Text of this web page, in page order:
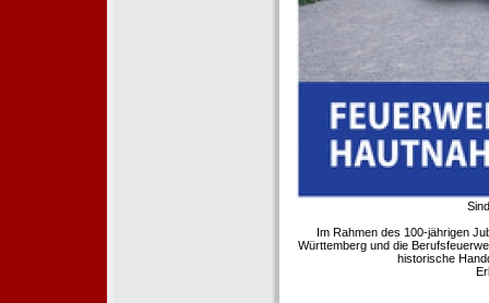
Im Rahmen des 100-jährigen
Württemberg und die
historische